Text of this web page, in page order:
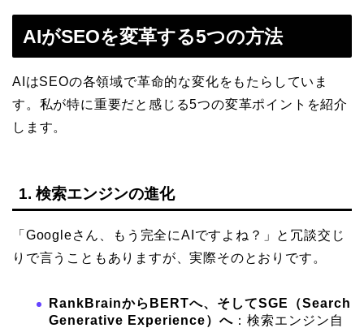
AIがSEOを変革する5つの方法
AIはSEOの各領域で革命的な変化をもたらしていま
す。私が特に重要だと感じる5つの変革ポイントを紹介
します。
1. 検索エンジンの進化
「Googleさん、もう完全にAIですよね？」と冗談交じ
りで言うこともありますが、実際そのとおりです。
RankBrainからBERTへ、そしてSGE（Search
Generative Experience）へ ：検索エンジン自